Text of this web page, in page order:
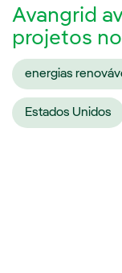
Avangrid
projetos
energias
Estados Unidos